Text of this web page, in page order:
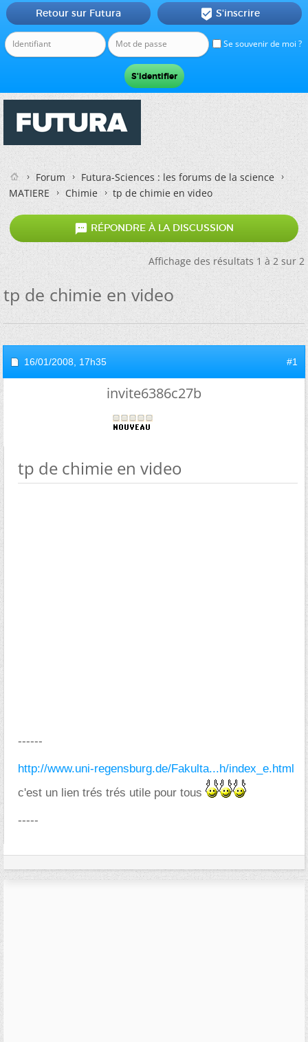
Se souvenir de moi ?
Retour sur Futura  S'inscrire
Forum
Futura-Sciences : les forums de la science
MATIERE
Chimie tp de chimie en video
 RÉPONDRE À LA DISCUSSION
Affichage des résultats 1 à 2 sur 2
tp de chimie en video
16/01/2008, 17h35 #1
invite6386c27b
tp de chimie en video
------
http://www.uni-regensburg.de/Fakulta...h/index_e.html
c'est un lien trés trés utile pour tous
-----